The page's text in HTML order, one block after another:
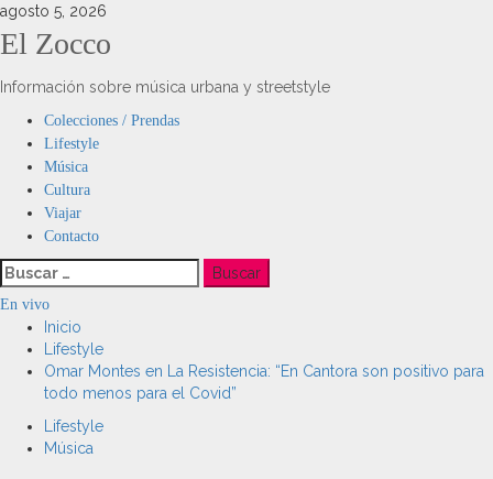
Saltar
al
contenido
agosto 5, 2026
El Zocco
Información sobre música urbana y streetstyle
Menú
principal
Colecciones / Prendas
Lifestyle
Música
Cultura
Viajar
Contacto
Buscar:
En vivo
Inicio
Lifestyle
Omar Montes en La Resistencia: “En Cantora son positivo para
todo menos para el Covid”
Lifestyle
Música